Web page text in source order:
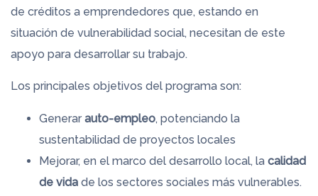
de créditos a emprendedores que, estando en
situación de vulnerabilidad social, necesitan de este
apoyo para desarrollar su trabajo.
Los principales objetivos del programa son:
Generar auto-empleo, potenciando la
sustentabilidad de proyectos locales
Mejorar, en el marco del desarrollo local, la calidad
de vida de los sectores sociales más vulnerables.